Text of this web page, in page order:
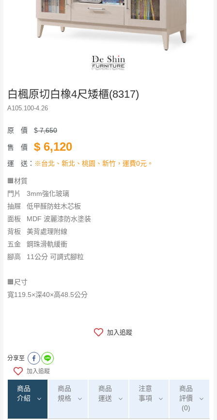
白楓原切白橡4尺矮櫃(8317)
A105.100-4.26
原 價 $7,650
售 價 $ 6,120
運 送： ※台北、新北、桃園、新竹，運費0元。
🟧材質
門片 3mm強化玻璃
抽屜 低甲醛防蛀木芯板
面板 MDF 波麗漆防水塗装
背板 美背處理附線
五金 鋼珠滑軌緩衝
腳高 11公分 可調式腳粒
🟧尺寸
寬119.5×深40×高48.5公分
加入追蹤
分享至
加入追蹤
商品
介紹
商品
規格
商品
運送
注意
事項
商品
評價
(0)